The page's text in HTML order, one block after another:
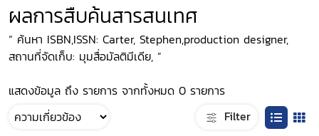
ผลการสืบค้นสารสนเทศ
“ ค้นหา ISBN,ISSN: Carter, Stephen,production designer,
สถานที่จัดเก็บ: มุมสื่อมัลติมีเดีย, ”
แสดงข้อมูล ถึง รายการ จากทั้งหมด 0 รายการ
Filter